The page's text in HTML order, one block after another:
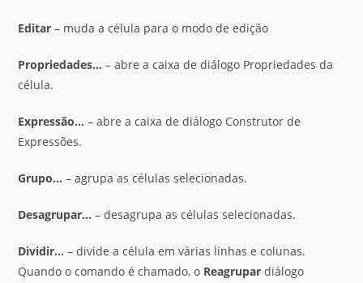
Editar – muda a célula para o modo de edição
Propriedades… – abre a caixa de diálogo Propriedades da
célula.
Expressão… – abre a caixa de diálogo Construtor de
Expressões.
Grupo… – agrupa as células selecionadas.
Desagrupar… – desagrupa as células selecionadas.
Dividir… – divide a célula em várias linhas e colunas.
Quando o comando é chamado, o Reagrupar diálogo